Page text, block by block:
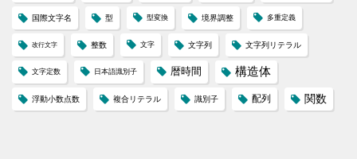
国際文字名 型 型変換 境界調整 多重定義
改行文字 整数 文字 文字列 文字列リテラル
文字定数 日本語識別子 暦時間 構造体
浮動小数点数 複合リテラル 識別子 配列 関数